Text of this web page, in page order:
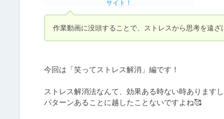
作業動画に没頭することで、ストレスから思考を遠ざ
今回は「笑ってストレス解消」編です！
ストレス解消法なんて、効果ある時ない時ありますし
パターンあることに越したことないですよね🥰